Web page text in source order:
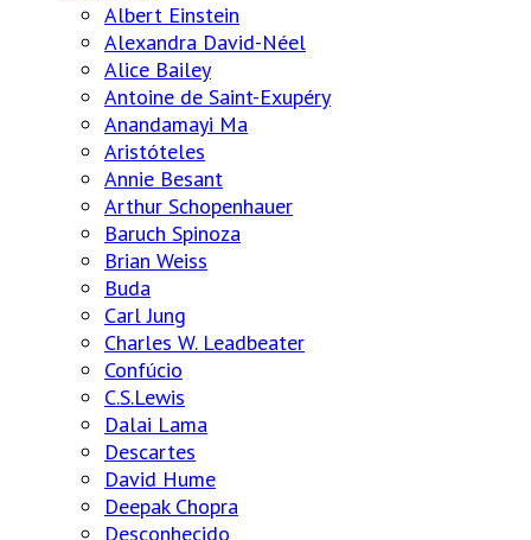
Albert Einstein
Alexandra David-Néel
Alice Bailey
Antoine de Saint-Exupéry
Anandamayi Ma
Aristóteles
Annie Besant
Arthur Schopenhauer
Baruch Spinoza
Brian Weiss
Buda
Carl Jung
Charles W. Leadbeater
Confúcio
C.S.Lewis
Dalai Lama
Descartes
David Hume
Deepak Chopra
Desconhecido